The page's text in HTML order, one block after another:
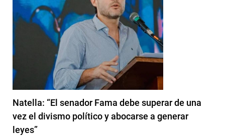
Natella: “El senador Fama debe superar de una
vez el divismo político y abocarse a generar
leyes”